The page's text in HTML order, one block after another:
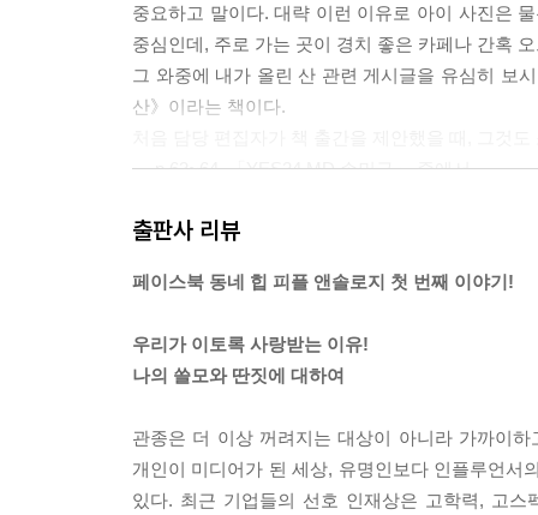
중요하고 말이다. 대략 이런 이유로 아이 사진은
중심인데, 주로 가는 곳이 경치 좋은 카페나 간혹
그 와중에 내가 올린 산 관련 게시글을 유심히 보
산》이라는 책이다.
--- p.63~64, 「YES24 MD 손민규」 중에서
내게는 혼자인 시간이 보통 사람보다는 몇 배 더
운동을 하고, 직접 요리해서 혼밥을 차리고, 영화
서 루틴하게 돌아가는 삶이 내게는 가장 행복하
--- p.93~94, 「〈손에 잡히는 경제〉 라디오 작가
재밌는 것은 본업인 기자 김진방보다 부캐인 금진
긴 했지만, 금진방으로 인지도를 쌓은 뒤에는 출
출판사 리뷰
페이스북 동네 힙 피플 앤솔로지 첫 번째 이야기!
우리가 이토록 사랑받는 이유!
나의 쓸모와 딴짓에 대하여
관종은 더 이상 꺼려지는 대상이 아니라 가까이
개인이 미디어가 된 세상, 유명인보다 인플루언서
있다. 최근 기업들의 선호 인재상은 고학력, 고